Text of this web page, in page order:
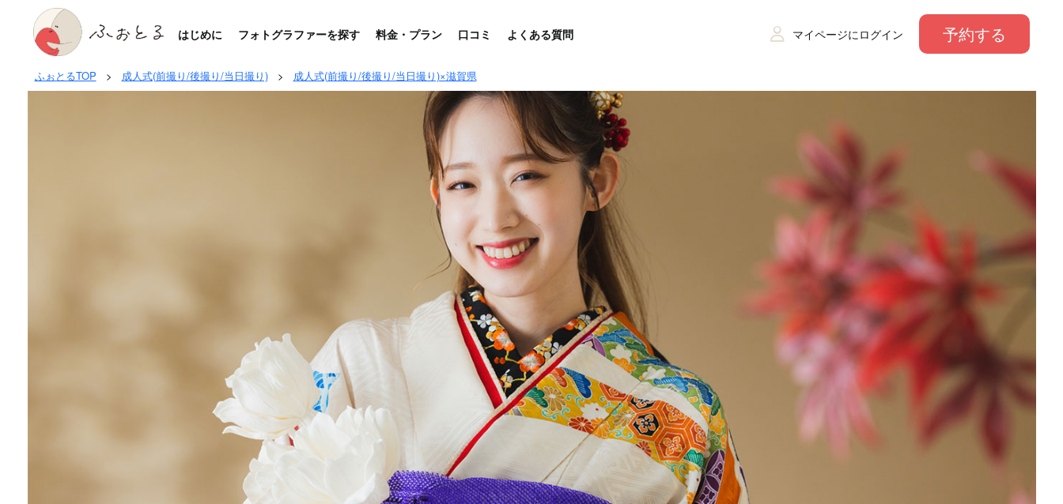
はじめに フォトグラファーを探す 料金・プラン 口コミ よくある質問 マイページにログイン 予約する
ふぉとるTOP > 成人式(前撮り/後撮り/当日撮り)> 成人式(前撮り/後撮り/当日撮り)×滋賀県